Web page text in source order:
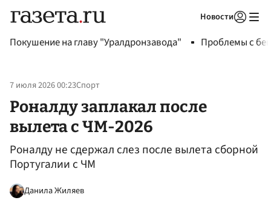
Новости
Покушение на главу "Уралдронзавода" Проблемы с
7 июля 2026 00:23Спорт
Роналду заплакал после
вылета с ЧМ-2026
Роналду не сдержал слез после вылета сборной
Португалии с ЧМ
Данила Жиляев